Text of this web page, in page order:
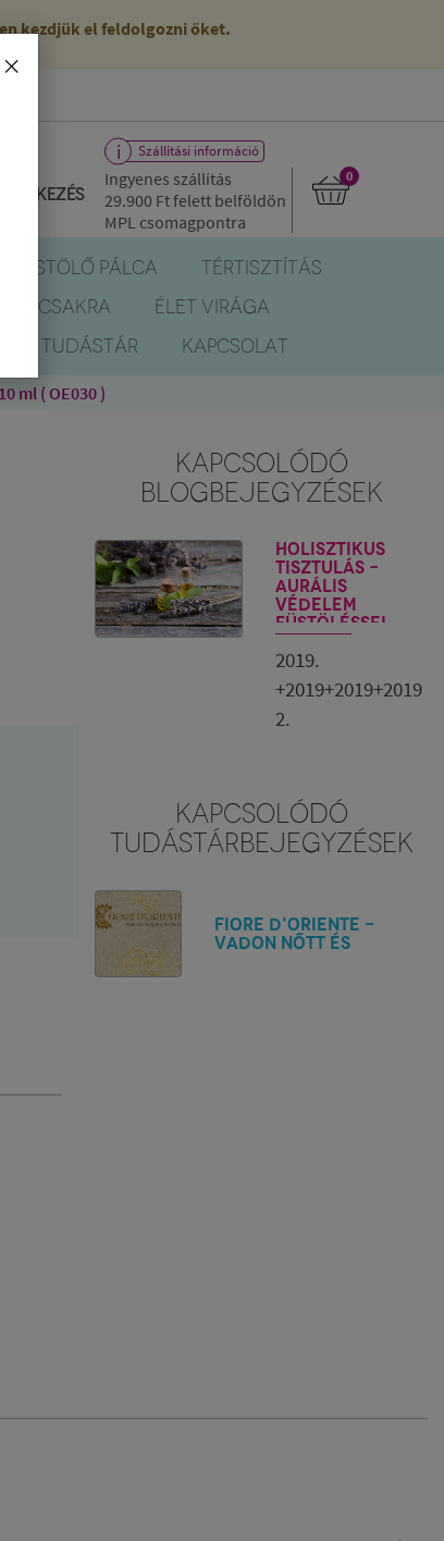
kezdjük el feldolgozni őket.
Szállítási információ
Ingyenes szállítás
29.900 Ftfelett belföldön
MPL csomagpontra
0
FÜSTÖLŐ PÁLCA
TÉRTISZTÍTÁS
CSAKRA
ÉLET VIRÁGA
TUDÁSTÁR KAPCSOLAT
ml ( OE030 )
KAPCSOLÓDÓ
BLOGBEJEGYZÉSEK
Holisztikus
tisztulás -
Aurális
védelem
füstöléssel,
illóolajokkal
2019.
+2019+2019+2019
2.
KAPCSOLÓDÓ
TUDÁSTÁRBEJEGYZÉSEK
Fiore d'Oriente -
Vadon nőtt és
×